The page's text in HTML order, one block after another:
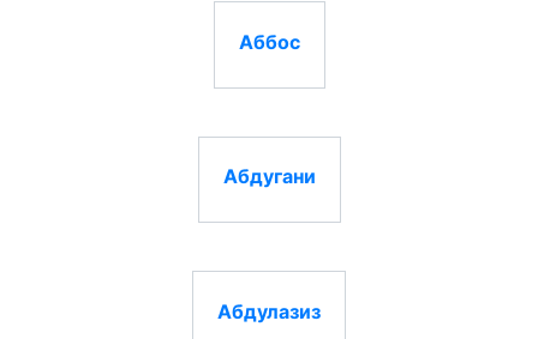
Аббос
Абдугани
Абдулазиз